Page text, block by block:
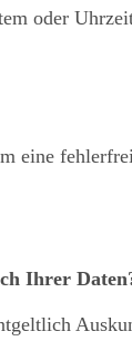
oder
eine
Ihrer